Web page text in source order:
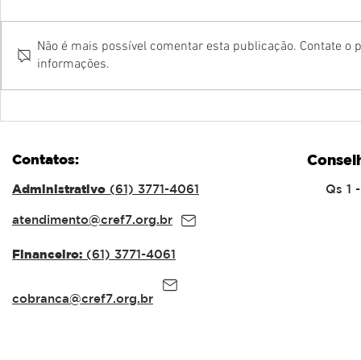
CREF7/DF recebe o
Nardes e a especialista
sobre Governança e
Integridade no Serviço
Público
CREF7/
GRAVES
NAS
Não é mais possível comentar esta publicação. Contate
informações.
Contatos:
Administrativo (61) 3771-4061
atendimento@cref7.org.br
Financeiro: (61) 3771-4061
cobranca@cref7.org.br
Qs 1